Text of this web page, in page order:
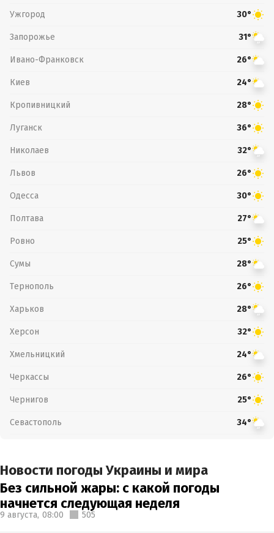
Ужгород 30°
Запорожье 31°
Ивано-Франковск 26°
Киев 24°
Кропивницкий 28°
Луганск 36°
Николаев 32°
Львов 26°
Одесса 30°
Полтава 27°
Ровно 25°
Сумы 28°
Тернополь 26°
Харьков 28°
Херсон 32°
Хмельницкий 24°
Черкассы 26°
Чернигов 25°
Севастополь 34°
Новости погоды Украины и мира
Без сильной жары: с какой погоды
начнется следующая неделя
9 августа, 08:00 505